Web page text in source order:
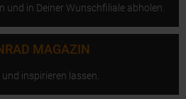
und in Deiner Wunschfiliale abholen.
MAGAZIN
inspirieren lassen.